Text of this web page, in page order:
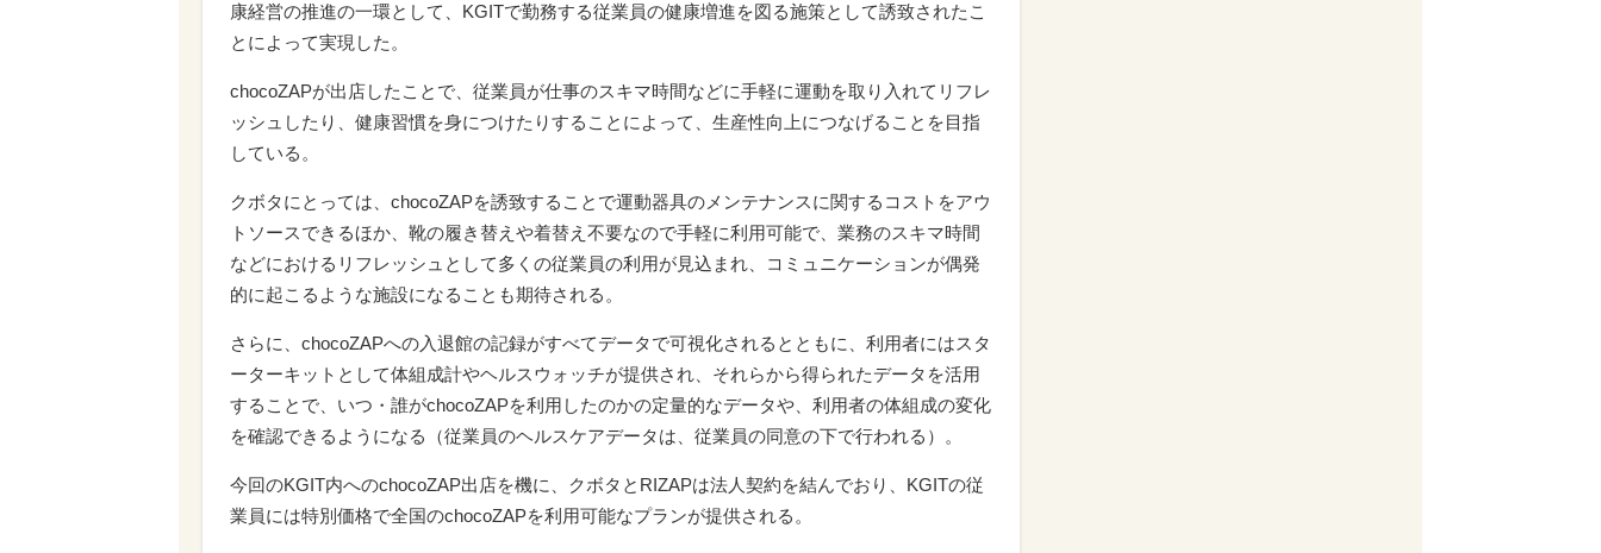
康経営の推進の一環として、KGITで勤務する従業員の健康増進を図る施策として誘致されたこ
とによって実現した。
chocoZAPが出店したことで、従業員が仕事のスキマ時間などに手軽に運動を取り入れてリフレ
ッシュしたり、健康習慣を身につけたりすることによって、生産性向上につなげることを目指
している。
クボタにとっては、chocoZAPを誘致することで運動器具のメンテナンスに関するコストをアウ
トソースできるほか、靴の履き替えや着替え不要なので手軽に利用可能で、業務のスキマ時間
などにおけるリフレッシュとして多くの従業員の利用が見込まれ、コミュニケーションが偶発
的に起こるような施設になることも期待される。
さらに、chocoZAPへの入退館の記録がすべてデータで可視化されるとともに、利用者にはスタ
ーターキットとして体組成計やヘルスウォッチが提供され、それらから得られたデータを活用
することで、いつ・誰がchocoZAPを利用したのかの定量的なデータや、利用者の体組成の変化
を確認できるようになる（従業員のヘルスケアデータは、従業員の同意の下で行われる）。
今回のKGIT内へのchocoZAP出店を機に、クボタとRIZAPは法人契約を結んでおり、KGITの従
業員には特別価格で全国のchocoZAPを利用可能なプランが提供される。